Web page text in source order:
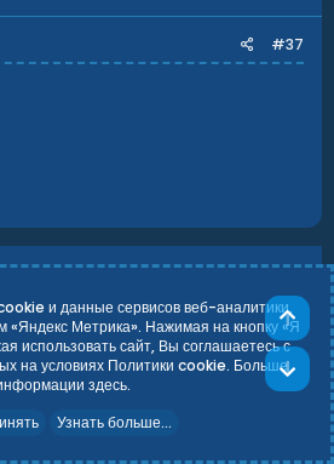
#37
МАППЕР ДИЗАЙНЕР
#38
и данные сервисов веб-аналитики,
«Яндекс Метрика». Нажимая на кнопку «Я
использовать сайт, Вы соглашаетесь с
на условиях Политики cookie. Больше
здесь.
Узнать больше...